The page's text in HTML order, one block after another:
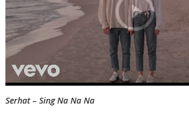
Serhat – Sing Na Na Na